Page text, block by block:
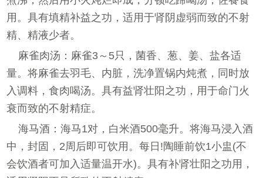
用。具有填精补益之功，适用于肾阴虚弱而致的不射
精、精液少者。
麻雀肉汤：麻雀3～5只，菌香、葱、姜、盐各适
量。将麻雀去羽毛、内脏，洗净置锅内炖煮，同时放
入调料，食肉喝汤。具有益肾壮阳之功，用于命门火
衰而致的不射精症。
海马酒：海马1对，白米酒500毫升。将海马浸入酒
中，封固，2周后即可饮用。每日!陶睡前饮1小盅(不
会饮酒者可加入适量温开水)。具有补肾壮阳之功用，